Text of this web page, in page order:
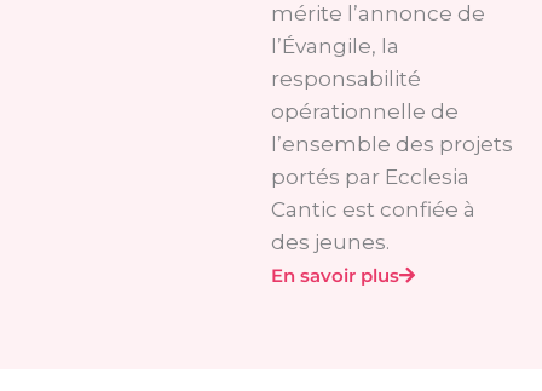
mérite l’annonce de
l’Évangile, la
responsabilité
opérationnelle de
l’ensemble des projets
portés par Ecclesia
Cantic est confiée à
des jeunes.
En savoir plus